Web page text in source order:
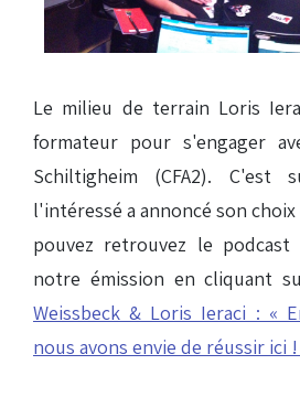
Le milieu de terrain Loris
formateur pour s'engager
Schiltigheim (CFA2). C'est
l'intéressé a annoncé son
pouvez retrouvez le podcast
notre émission en cliquant
Weissbeck & Loris Ieraci : «
nous avons envie de réussir ici !